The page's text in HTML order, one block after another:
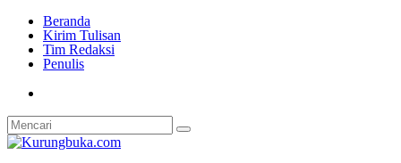
Beranda
Kirim Tulisan
Tim Redaksi
Penulis